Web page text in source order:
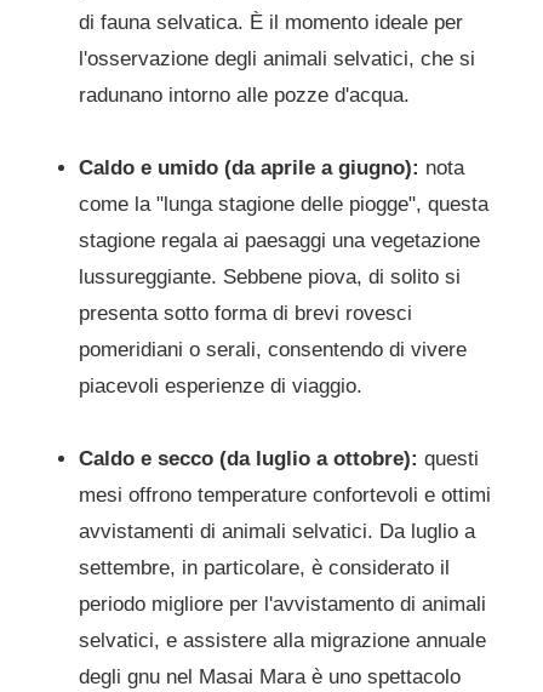
di fauna selvatica. È il momento ideale per
l'osservazione degli animali selvatici, che si
radunano intorno alle pozze d'acqua.
Caldo e umido (da aprile a giugno): nota
come la "lunga stagione delle piogge", questa
stagione regala ai paesaggi una vegetazione
lussureggiante. Sebbene piova, di solito si
presenta sotto forma di brevi rovesci
pomeridiani o serali, consentendo di vivere
piacevoli esperienze di viaggio.
Caldo e secco (da luglio a ottobre): questi
mesi offrono temperature confortevoli e ottimi
avvistamenti di animali selvatici. Da luglio a
settembre, in particolare, è considerato il
periodo migliore per l'avvistamento di animali
selvatici, e assistere alla migrazione annuale
degli gnu nel Masai Mara è uno spettacolo